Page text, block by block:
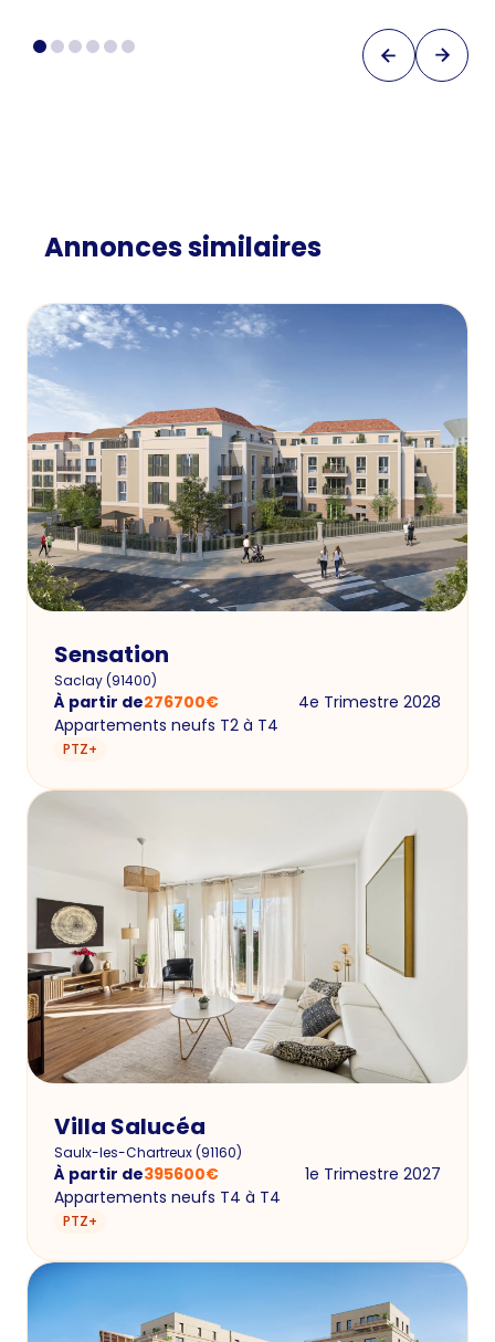
Annonces similaires
Sensation
Saclay(91400)
À partir de276700€
4e Trimestre 2028
Appartements neufs T2 à T4
PTZ+
Villa Salucéa
Saulx-les-Chartreux(91160)
À partir de395600€
1e Trimestre 2027
Appartements neufs T4 à T4
PTZ+